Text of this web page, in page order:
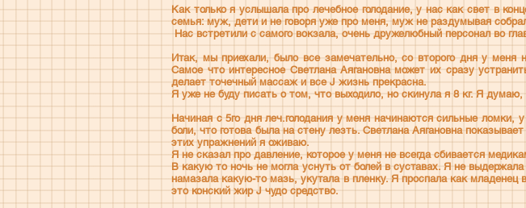
Как только я услышала про лечебное голодание, у нас как свет в
семья: муж, дети и не говоря уже про меня, муж не раздумывая
Нас встретили с самого вокзала, очень дружелюбный персонал во
Итак, мы приехали, было все замечательно, со второго дня у меня
Самое что интересное Светлана Аягановна может их сразу
делает точечный массаж и все J жизнь прекрасна.
Я уже не буду писать о том, что выходило, но скинула я 8 кг. Я
Начиная с 5го дня леч.голодания у меня начинаются сильные ломки,
боли, что готова была на стену лезть. Светлана Аягановна
этих упражнений я оживаю.
Я не сказал про давление, которое у меня не всегда сбивается
В какую то ночь не могла уснуть от болей в суставах. Я не
намазала какую-то мазь, укутала в пленку. Я проспала как
это конский жир J чудо средство.